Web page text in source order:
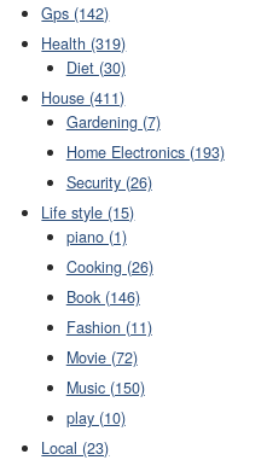
Gps (142)
Health (319)
Diet (30)
House (411)
Gardening (7)
Home Electronics (193)
Security (26)
Life style (15)
piano (1)
Cooking (26)
Book (146)
Fashion (11)
Movie (72)
Music (150)
play (10)
Local (23)